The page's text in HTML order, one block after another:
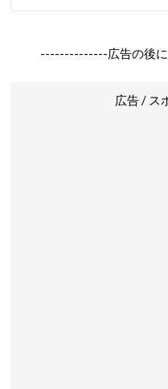
--------------広告の後
広告 / ス